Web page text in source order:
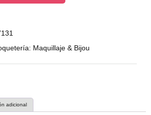
Maquillaje & Bijou
adicional